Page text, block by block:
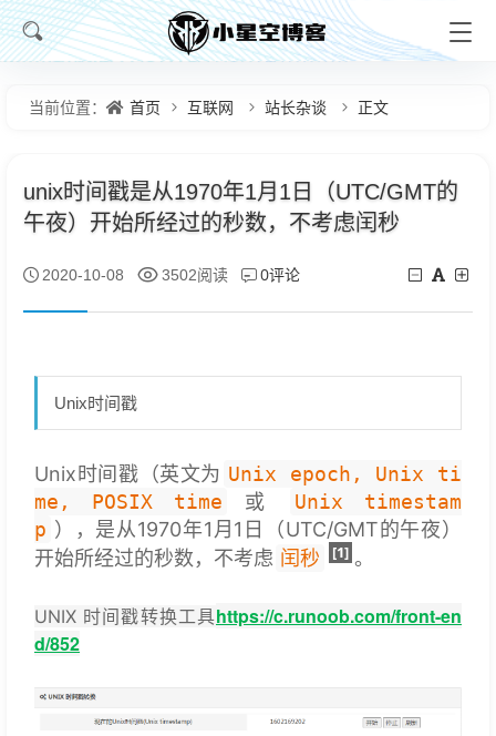
当前位置： 首页 互联网 站长杂谈 正文
unix时间戳是从1970年1月1日（UTC/GMT的
午夜）开始所经过的秒数，不考虑闰秒
2020-10-08 3502阅读 0评论
Unix时间戳
Unix时间戳（英文为 Unix epoch, Unix ti
me, POSIX time
或
Unix timestam
p ），是从1970年1月1日（UTC/GMT的午夜）
开始所经过的秒数，不考虑 闰秒 [1] 。
UNIX 时间戳转换工具https://c.runoob.com/front-en
d/852